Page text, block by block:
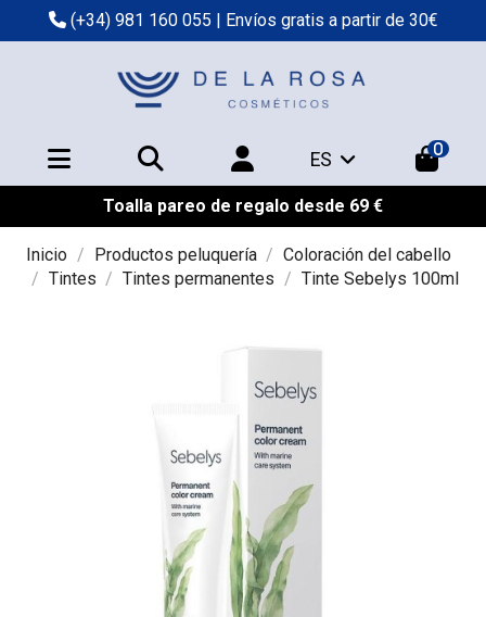
(+34) 981 160 055 | Envíos gratis a partir de 30€
ES 0
Toalla pareo de regalo desde 69 €
Inicio Productos peluquería
Coloración del cabello
Tintes
Tintes permanentes Tinte Sebelys 100ml